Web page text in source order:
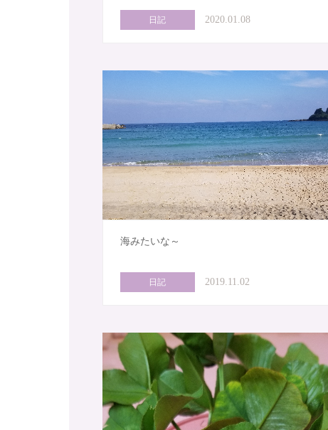
日記 2020.01.08
海みたいな～
日記 2019.11.02